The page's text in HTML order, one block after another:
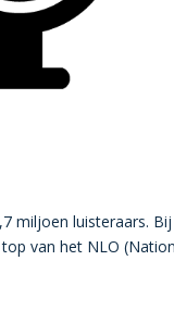
miljoen luisteraars.
van het NLO